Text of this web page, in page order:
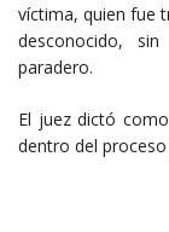
víctima, quien fue
desconocido,
paradero.
El juez dictó
dentro del